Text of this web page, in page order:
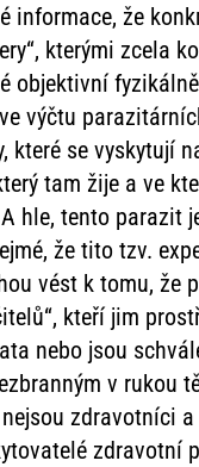
že
kterými zcela
objektivní
výčtu
se vyskytují
tam žije a ve
hle, tento parazit
že tito tzv.
vést k tomu, že
kteří jim
nebo jsou
v rukou
zdravotníci
zdravotní